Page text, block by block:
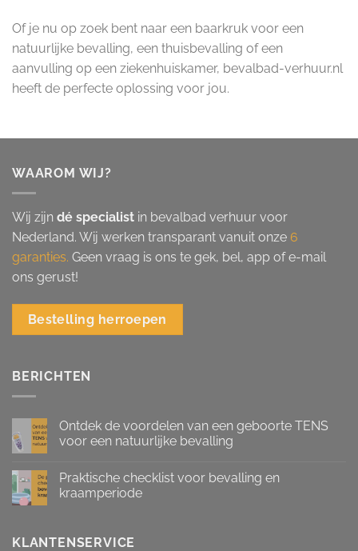
Of je nu op zoek bent naar een baarkruk voor een
natuurlijke bevalling, een thuisbevalling of een
aanvulling op een ziekenhuiskamer, bevalbad-verhuur.nl
heeft de perfecte oplossing voor jou.
WAAROM WIJ?
Wij zijn dé specialist in bevalbad verhuur voor
Nederland. Wij werken transparant vanuit onze 6
garanties. Geen vraag is ons te gek, bel, app of e-mail
ons gerust!
Bestelling herroepen
BERICHTEN
Ontdek de voordelen van een geboorte TENS
voor een natuurlijke bevalling
Praktische checklist voor bevalling en
kraamperiode
KLANTENSERVICE